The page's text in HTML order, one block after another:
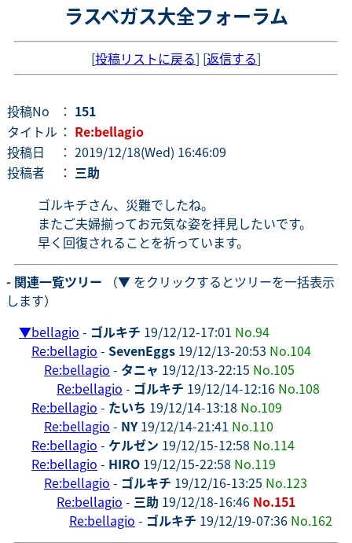
ラスベガス大全フォーラム
[投稿リストに戻る] [返信する]
投稿No ： 151
タイトル ： Re:bellagio
投稿日
： 2019/12/18(Wed) 16:46:09
投稿者
： 三助
ゴルキチさん、災難でしたね。
またご夫婦揃ってお元気な姿を拝見したいです。
早く回復されることを祈っています。
- 関連一覧ツリー （▼ をクリックするとツリーを一括表示
します）
▼bellagio - ゴルキチ 19/12/12-17:01 No.94
Re:bellagio - SevenEggs 19/12/13-20:53 No.104
Re:bellagio - タニャ 19/12/13-22:15 No.105
Re:bellagio - ゴルキチ 19/12/14-12:16 No.108
Re:bellagio - たいち 19/12/14-13:18 No.109
Re:bellagio - NY19/12/14-21:41 No.110
Re:bellagio - ケルゼン 19/12/15-12:58 No.114
Re:bellagio - HIRO 19/12/15-22:58 No.119
Re:bellagio - ゴルキチ 19/12/16-13:25 No.123
Re:bellagio - 三助 19/12/18-16:46 No.151
Re:bellagio - ゴルキチ 19/12/19-07:36 No.162